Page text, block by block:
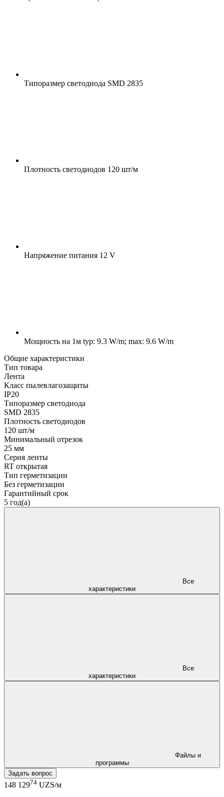
Типоразмер светодиода SMD 2835
Плотность светодиодов 120 шт/м
Напряжение питания 12 V
Мощность на 1м typ: 9.3 W/m; max: 9.6 W/m
Общие характеристики
Тип товара
Лента
Класс пылевлагозащиты
IP20
Типоразмер светодиода
SMD 2835
Плотность светодиодов
120 шт/м
Минимальный отрезок
25 мм
Серия ленты
RT открытая
Тип герметизации
Без герметизации
Гарантийный срок
5 год(а)
характеристики
характеристики
программы
Задать вопрос
148 12974 UZS/м